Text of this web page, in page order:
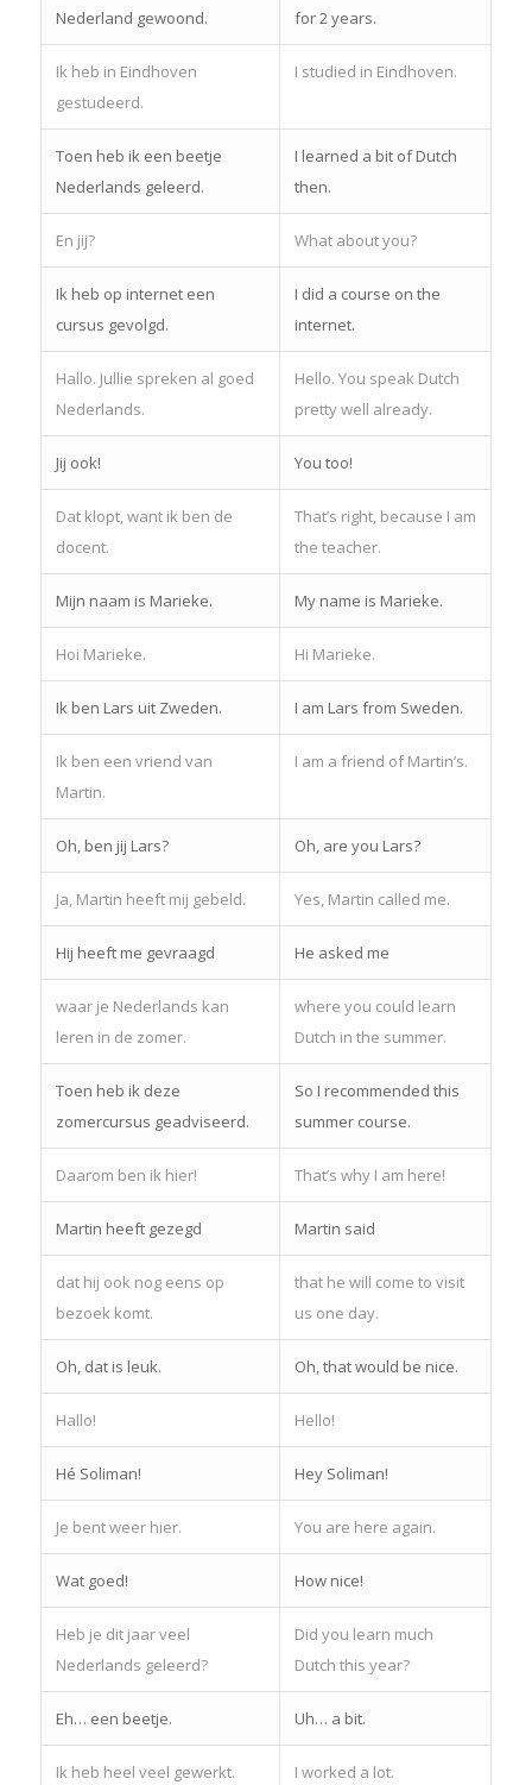
Nederland gewoond.
for 2 years.
Ik heb in Eindhoven
gestudeerd.
I studied in Eindhoven.
Toen heb ik een beetje
Nederlands geleerd.
I learned a bit of Dutch
then.
En jij? What about you?
Ik heb op internet een
cursus gevolgd.
I did a course on the
internet.
Hallo. Jullie spreken al goed
Nederlands.
Hello. You speak Dutch
pretty well already.
Jij ook! You too!
Dat klopt, want ik ben de
docent.
That’s right, because I am
the teacher.
Mijn naam is Marieke. My name is Marieke.
Hoi Marieke. Hi Marieke.
Ik ben Lars uit Zweden. I am Lars from Sweden.
Ik ben een vriend van
Martin.
I am a friend of Martin’s.
Oh, ben jij Lars? Oh, are you Lars?
Ja, Martin heeft mij gebeld. Yes, Martin called me.
Hij heeft me gevraagd He asked me
waar je Nederlands kan
leren in de zomer.
where you could learn
Dutch in the summer.
Toen heb ik deze
zomercursus geadviseerd.
So I recommended this
summer course.
Daarom ben ik hier! That’s why I am here!
Martin heeft gezegd Martin said
dat hij ook nog eens op
bezoek komt.
that he will come to visit
us one day.
Oh, dat is leuk. Oh, that would be nice.
Hallo! Hello!
Hé Soliman! Hey Soliman!
Je bent weer hier. You are here again.
Wat goed! How nice!
Heb je dit jaar veel
Nederlands geleerd?
Did you learn much
Dutch this year?
Eh… een beetje. Uh… a bit.
Ik heb heel veel gewerkt. I worked a lot.